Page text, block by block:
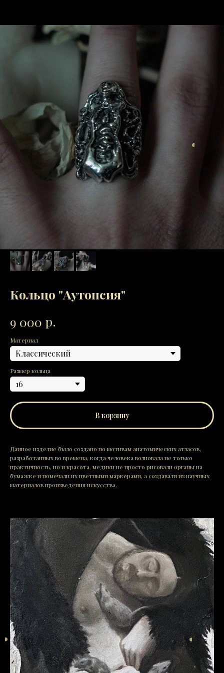
Кольцо "Аутопсия"
9 000 р.
Материал
Размер кольца
В корзину
Данное изделие было создано по мотивам анатомических атласов,
разработанных во времена, когда человека волновала не только
практичность, но и красота, медики не просто рисовали органы на
бумажке и помечали их цветными маркерами, а создавали из научных
материалов произведения искусства.